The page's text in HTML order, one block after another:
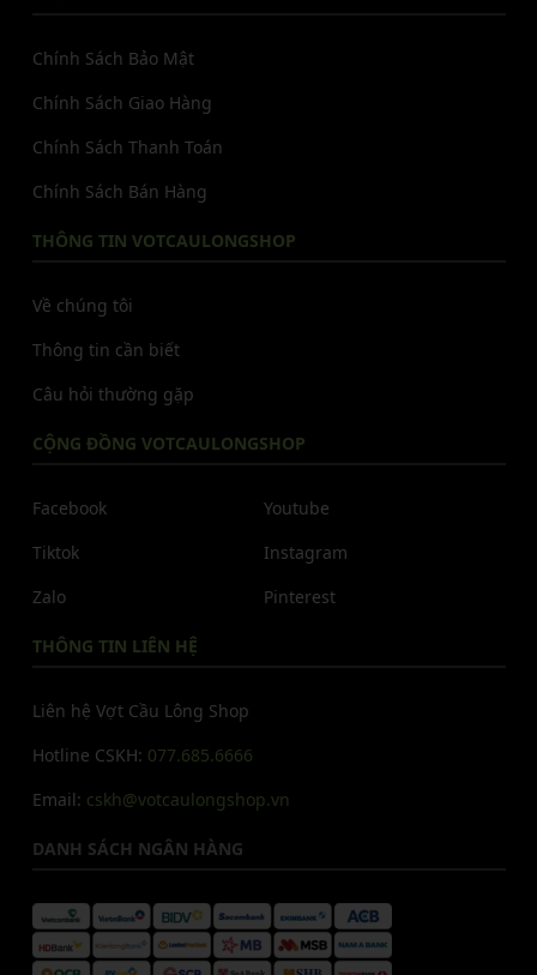
Chính Sách Bảo Mật
Chính Sách Giao Hàng
Chính Sách Thanh Toán
Chính Sách Bán Hàng
THÔNG TIN VOTCAULONGSHOP
Về chúng tôi
Thông tin cần biết
Câu hỏi thường gặp
CỘNG ĐỒNG VOTCAULONGSHOP
Facebook
Tiktok
Zalo
Youtube
Instagram
Pinterest
THÔNG TIN LIÊN HỆ
Liên hệ Vợt Cầu Lông Shop
Hotline CSKH: 077.685.6666
Email: cskh@votcaulongshop.vn
DANH SÁCH NGÂN HÀNG